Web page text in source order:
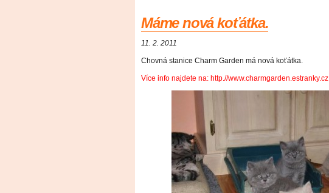
Máme nová koťátka.
11. 2. 2011
Chovná stanice Charm Garden má nová koťátka.
Více info najdete na: http.//www.charmgarden.estranky.cz